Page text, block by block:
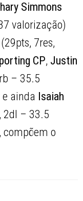
Simmons
valorização)
(29pts, 7res,
CP, Justin
– 35.5
e ainda Isaiah
2dl – 33.5
, compõem o